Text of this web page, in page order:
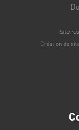
Site
Création de